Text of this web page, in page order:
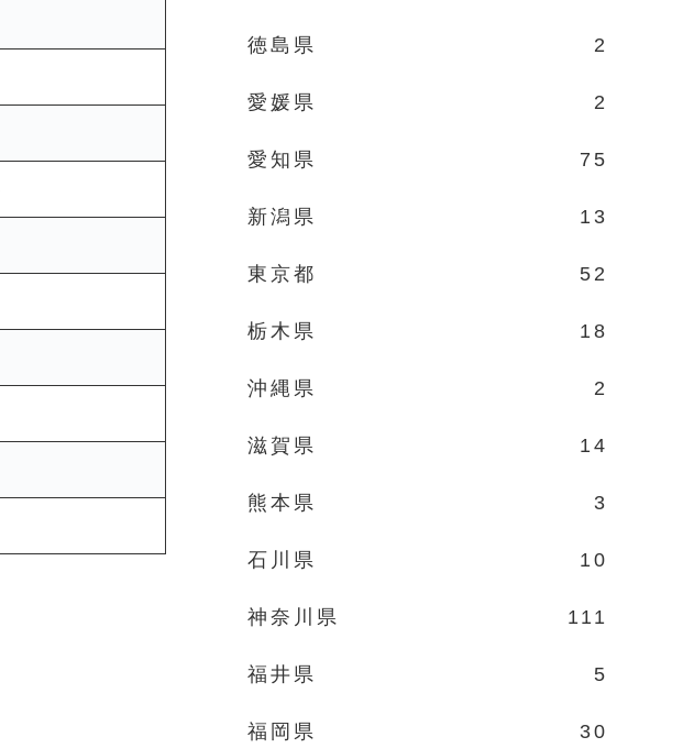
徳島県 2
愛媛県 2
愛知県 75
新潟県 13
東京都 52
栃木県 18
沖縄県 2
滋賀県 14
熊本県 3
石川県 10
神奈川県 111
福井県 5
福岡県 30